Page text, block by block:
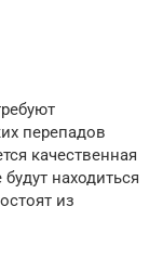
перепадов
качественная
находиться
из